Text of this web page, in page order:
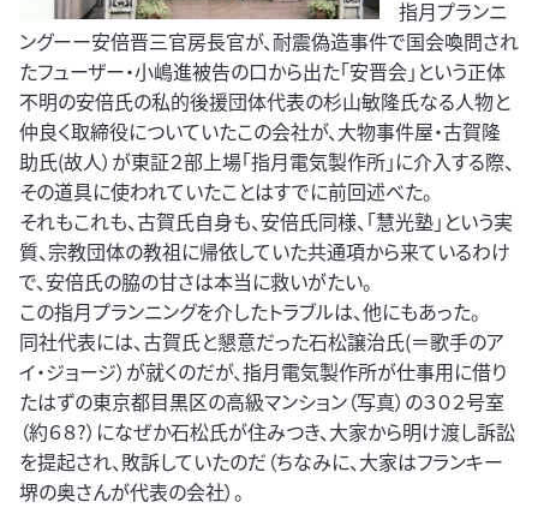
指月プランニ
ングーー安倍晋三官房長官が、耐震偽造事件で国会喚問され
たフューザー・小嶋進被告の口から出た「安晋会」という正体
不明の安倍氏の私的後援団体代表の杉山敏隆氏なる人物と
仲良く取締役についていたこの会社が、大物事件屋・古賀隆
助氏(故人）が東証２部上場「指月電気製作所」に介入する際、
その道具に使われていたことはすでに前回述べた。
それもこれも、古賀氏自身も、安倍氏同様、「慧光塾」という実
質、宗教団体の教祖に帰依していた共通項から来ているわけ
で、安倍氏の脇の甘さは本当に救いがたい。
この指月プランニングを介したトラブルは、他にもあった。
同社代表には、古賀氏と懇意だった石松譲治氏(＝歌手のア
イ・ジョージ）が就くのだが、指月電気製作所が仕事用に借り
たはずの東京都目黒区の高級マンション（写真）の３０２号室
（約６８?）になぜか石松氏が住みつき、大家から明け渡し訴訟
を提起され、敗訴していたのだ（ちなみに、大家はフランキー
堺の奥さんが代表の会社）。